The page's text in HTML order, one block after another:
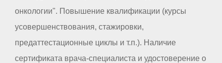
онкологии". Повышение квалификации (курсы
усовершенствования, стажировки,
предаттестационные циклы и т.п.). Наличие
сертификата врача-специалиста и удостоверение о